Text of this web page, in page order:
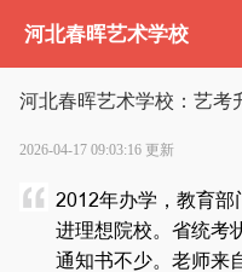
河北春晖艺术学校
河北春晖艺术学校：艺考
2026-04-17 09:03:16 更新
2012年办学，教育部
进理想院校。省统考
通知书不少。老师来